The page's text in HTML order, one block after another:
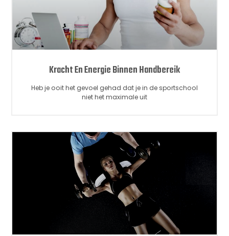
Kracht En Energie Binnen Handbereik
Heb je ooit het gevoel gehad dat je in de sportschool
niet het maximale uit